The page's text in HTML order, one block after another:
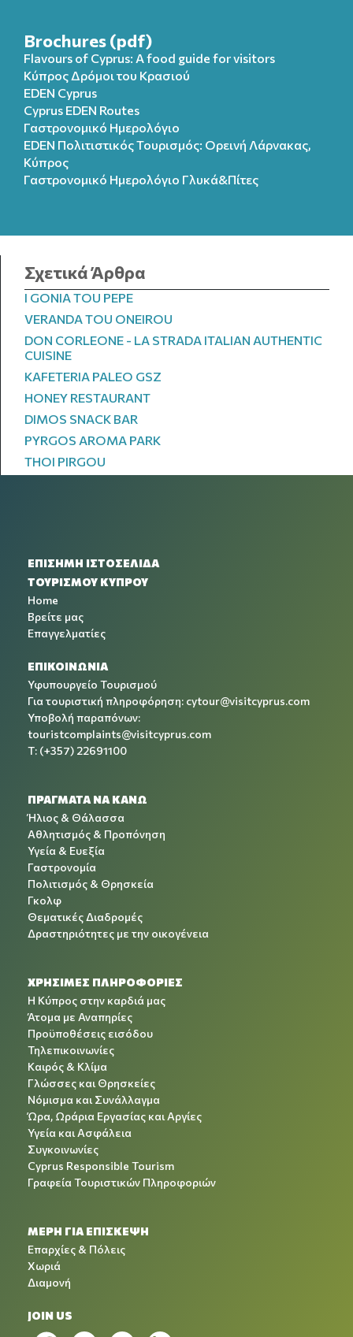
Brochures (pdf)
Flavours of Cyprus: A food guide for visitors
Κύπρος Δρόμοι του Κρασιού
EDEN Cyprus
Cyprus EDEN Routes
Γαστρονομικό Ημερολόγιο
EDEN Πολιτιστικός Τουρισμός: Ορεινή Λάρνακας,
Κύπρος
Γαστρονομικό Ημερολόγιo Γλυκά&Πίτες
Σχετικά Άρθρα
I GONIA TOU PEPE
VERANDA TOU ONEIROU
DON CORLEONE - LA STRADA ITALIAN AUTHENTIC
CUISINE
KAFETERIA PALEO GSZ
HONEY RESTAURANT
DIMOS SNACK BAR
PYRGOS AROMA PARK
THOI PIRGOU
ΕΠΙΣΗΜΗ ΙΣΤΟΣΕΛΙΔΑ
ΤΟΥΡΙΣΜΟΥ ΚΥΠΡΟΥ
Home
Βρείτε μας
Επαγγελματίες
ΕΠΙΚΟΙΝΩΝΙΑ
Υφυπουργείο Τουρισμού
Για τουριστική πληροφόρηση: cytour@visitcyprus.com
Υποβολή παραπόνων:
touristcomplaints@visitcyprus.com
T: (+357) 22691100
ΠΡΑΓΜΑΤΑ ΝΑ ΚΑΝΩ
Ήλιος & Θάλασσα
Αθλητισμός & Προπόνηση
Υγεία & Ευεξία
Γαστρονομία
Πολιτισμός & Θρησκεία
Γκολφ
Θεματικές Διαδρομές
Δραστηριότητες με την οικογένεια
ΧΡΉΣΙΜΕΣ ΠΛΗΡΟΦΟΡΊΕΣ
Η Κύπρος στην καρδιά μας
Άτομα με Αναπηρίες
Προϋποθέσεις εισόδου
Τηλεπικοινωνίες
Καιρός & Κλίμα
Γλώσσες και Θρησκείες
Νόμισμα και Συνάλλαγμα
Ώρα, Ωράρια Εργασίας και Αργίες
Υγεία και Ασφάλεια
Συγκοινωνίες
Cyprus Responsible Tourism
Γραφεία Τουριστικών Πληροφοριών
ΜΕΡΗ ΓΙΑ ΕΠΙΣΚΕΨΗ
Επαρχίες & Πόλεις
Χωριά
Διαμονή
JOIN US